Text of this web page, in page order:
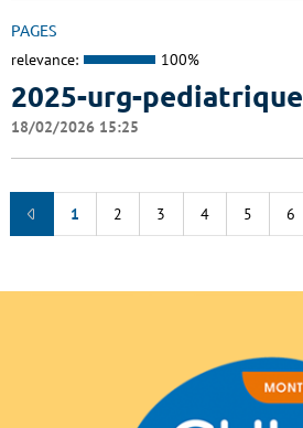
PAGES
relevance: 100%
2025-urg-pediatrique
18/02/2026 15:25
1 2 3 4 5 6